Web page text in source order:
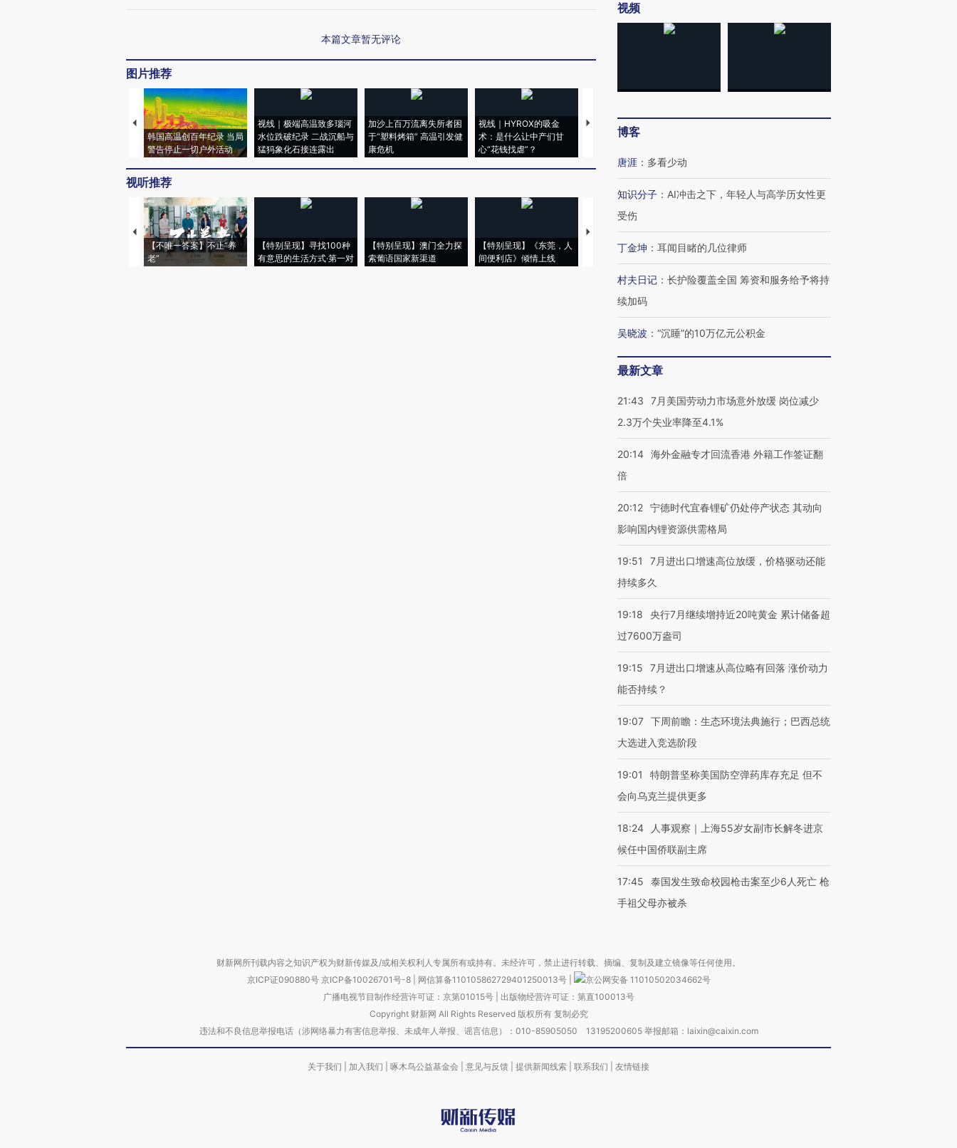
本篇文章暂无评论
图片推荐
韩国高温创百年纪录 当局
警告停止一切户外活动
视线｜极端高温致多瑙河
水位跌破纪录 二战沉船与
猛犸象化石接连露出
加沙上百万流离失所者困
于“塑料烤箱” 高温引发健
康危机
视线｜HYROX的吸金
术：是什么让中产们甘
心“花钱找虐”？
马航飞行员跨国走私7万
粒摇头丸 尿检体内含3种
视听推荐
【不唯一答案】不止“养
老”
【特别呈现】寻找100种
有意思的生活方式·第一对
【特别呈现】澳门全力探
索葡语国家新渠道
【特别呈现】《东莞，人
间便利店》倾情上线
【推广】走进第四届链博
会，让数智科技“链”接产
【特别呈现】寻找100种
【商旅对话】华住集团
视频
博客
唐涯 ： 多看少动
知识分子 ： AI冲击之下，年轻人与高学历女性更
受伤
丁金坤 ： 耳闻目睹的几位律师
村夫日记 ： 长护险覆盖全国 筹资和服务给予将持
续加码
吴晓波 ： “沉睡”的10万亿元公积金
最新文章
21:43
7月美国劳动力市场意外放缓 岗位减少
2.3万个失业率降至4.1%
20:14 海外金融专才回流香港 外籍工作签证翻
倍
20:12 宁德时代宜春锂矿仍处停产状态 其动向
影响国内锂资源供需格局
19:51
7月进出口增速高位放缓，价格驱动还能
持续多久
19:18
央行7月继续增持近20吨黄金 累计储备超
过7600万盎司
19:15
7月进出口增速从高位略有回落 涨价动力
能否持续？
19:07 下周前瞻：生态环境法典施行；巴西总统
大选进入竞选阶段
19:01
特朗普坚称美国防空弹药库存充足 但不
会向乌克兰提供更多
18:24
人事观察｜上海55岁女副市长解冬进京
候任中国侨联副主席
17:45
泰国发生致命校园枪击案至少6人死亡 枪
手祖父母亦被杀
财新网所刊载内容之知识产权为财新传媒及/或相关权利人专属所有或持有。未经许可，禁止进行转载、摘编、复制及建立镜像等任何使用。
京ICP证090880号 京ICP备10026701号-8 网信算备110105862729401250013号
京公网安备 11010502034662号
广播电视节目制作经营许可证：京第01015号| 出版物经营许可证：第直100013号
Copyright 财新网 All Rights Reserved 版权所有 复制必究
违法和不良信息举报电话（涉网络暴力有害信息举报、未成年人举报、谣言信息）：010-85905050 13195200605 举报邮箱：laixin@caixin.com
关于我们 加入我们 啄木鸟公益基金会 意见与反馈 提供新闻线索 联系我们 友情链接